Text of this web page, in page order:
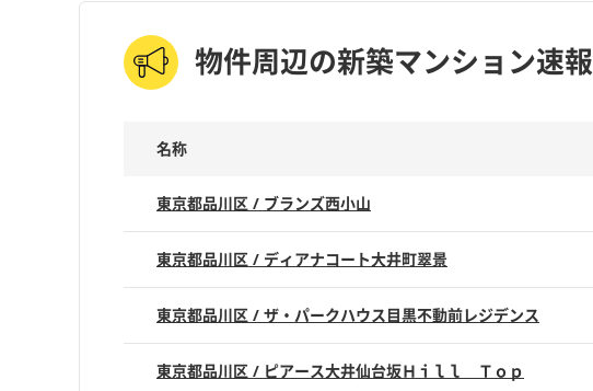
物件周辺の新築マンション速報
名称
東京都品川区 / ブランズ西小山
東京都品川区 / ディアナコート大井町翠景
東京都品川区 / ザ・パークハウス目黒不動前レジデンス
東京都品川区 / ピアース大井仙台坂Ｈｉｌｌ Ｔｏｐ